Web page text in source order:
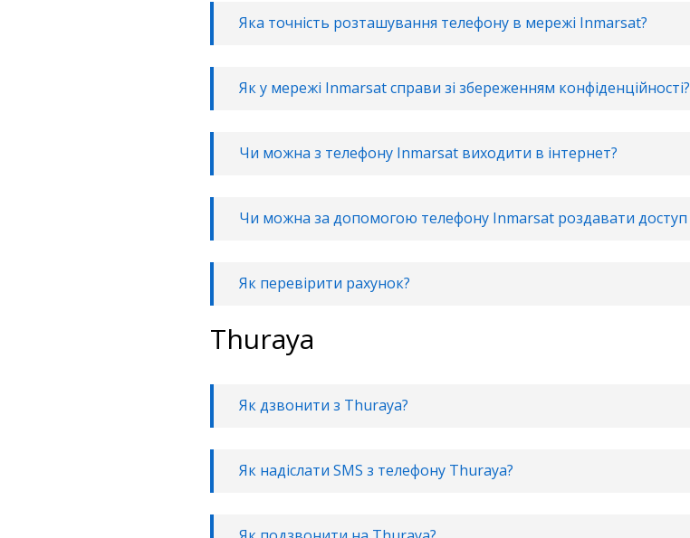
Яка точність розташування телефону в мережі Inmarsat?
Як у мережі Inmarsat справи зі збереженням конфіденційності?
Чи можна з телефону Inmarsat виходити в інтернет?
Чи можна за допомогою телефону Inmarsat роздавати доступ
Як перевірити рахунок?
Thuraya
Як дзвонити з Thuraya?
Як надіслати SMS з телефону Thuraya?